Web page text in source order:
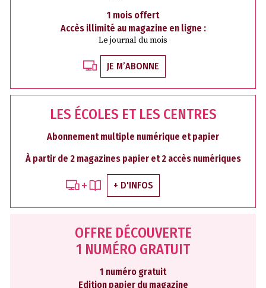
1 mois offert
Accès illimité au magazine en ligne :
Le journal du mois
JE M’ABONNE
LES ÉCOLES ET LES CENTRES
Abonnement multiple numérique et papier
À partir de 2 magazines papier et 2 accès numériques
+ D'INFOS
OFFRE DÉCOUVERTE
1 NUMÉRO GRATUIT
1 numéro gratuit
Edition papier du magazine